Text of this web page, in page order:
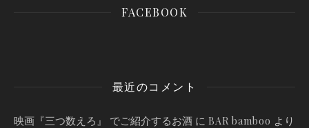
FACEBOOK
最近のコメント
映画『三つ数えろ』 でご紹介するお酒 に BAR bamboo より